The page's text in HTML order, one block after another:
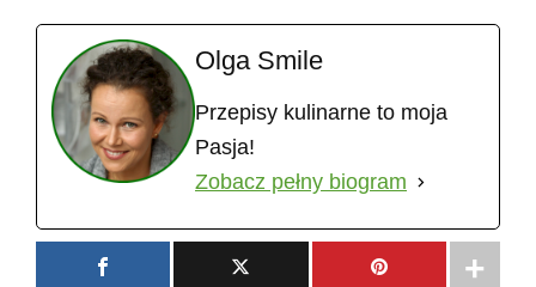
Olga Smile
Przepisy kulinarne to moja
Pasja!
Zobacz pełny biogram